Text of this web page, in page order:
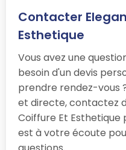
Contacter
Esthetique
Vous avez une
besoin d'un devis
prendre rendez-vous
et directe, contactez
Coiffure Et Esthetique
est à votre écoute